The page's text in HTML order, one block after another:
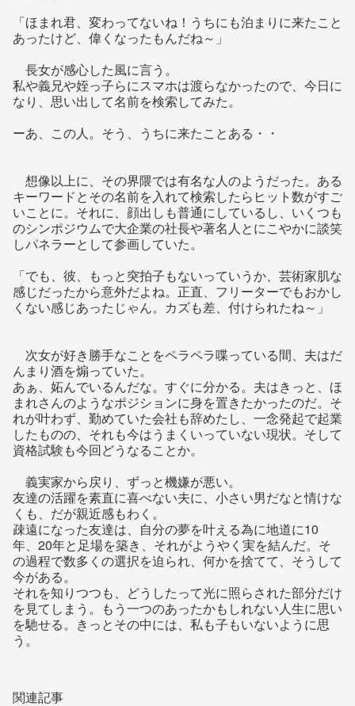
「ほまれ君、変わってないね！うちにも泊まりに来たこと
あったけど、偉くなったもんだね～」
長女が感心した風に言う。
私や義兄や姪っ子らにスマホは渡らなかったので、今日に
なり、思い出して名前を検索してみた。
ーあ、この人。そう、うちに来たことある・・
想像以上に、その界隈では有名な人のようだった。ある
キーワードとその名前を入れて検索したらヒット数がすご
いことに。それに、顔出しも普通にしているし、いくつも
のシンポジウムで大企業の社長や著名人とにこやかに談笑
しパネラーとして参画していた。
「でも、彼、もっと突拍子もないっていうか、芸術家肌な
感じだったから意外だよね。正直、フリーターでもおかし
くない感じあったじゃん。カズも差、付けられたね～」
次女が好き勝手なことをペラペラ喋っている間、夫はだ
んまり酒を煽っていた。
あぁ、妬んでいるんだな。すぐに分かる。夫はきっと、ほ
まれさんのようなポジションに身を置きたかったのだ。そ
れが叶わず、勤めていた会社も辞めたし、一念発起で起業
したものの、それも今はうまくいっていない現状。そして
資格試験も今回どうなることか。
義実家から戻り、ずっと機嫌が悪い。
友達の活躍を素直に喜べない夫に、小さい男だなと情けな
くも、だが親近感もわく。
疎遠になった友達は、自分の夢を叶える為に地道に10
年、20年と足場を築き、それがようやく実を結んだ。そ
の過程で数多くの選択を迫られ、何かを捨てて、そうして
今がある。
それを知りつつも、どうしたって光に照らされた部分だけ
を見てしまう。もう一つのあったかもしれない人生に思い
を馳せる。きっとその中には、私も子もいないように思
う。
関連記事